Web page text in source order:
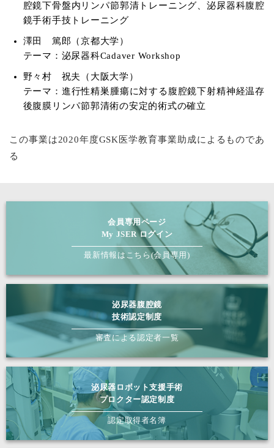
腔鏡下骨盤内リンパ節郭清トレーニング、泌尿器科腹腔
鏡手術手技トレーニング
澤田 篤郎（京都大学）
テーマ：泌尿器科Cadaver Workshop
野々村 祝夫（大阪大学）
テーマ：進行性精巣腫瘍に対する腹腔鏡下射精神経温存
後腹膜リンパ節郭清術の安定的術式の確立
この事業は2020年度GSK医学教育事業助成によるものであ
る
会員専用ページ
My JSER ログイン
最新情報はこちら(会員専用)
泌尿器腹腔鏡
技術認定制度
審査による認定者一覧
泌尿器ロボット支援手術
プロクター認定制度
認定取得者名簿